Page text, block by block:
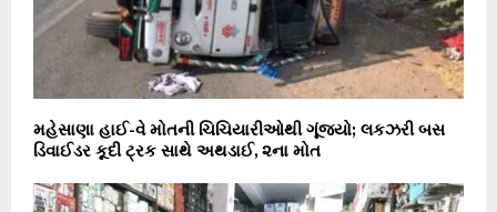
મહેસાણા હાઈ-વે મોતની ચિચિયારીઓથી ગૂંજ્યો; લકઝરી બસ
ડિવાઈડર કૂદી ટ્રક સાથે અથડાઈ, ૨ના મોત